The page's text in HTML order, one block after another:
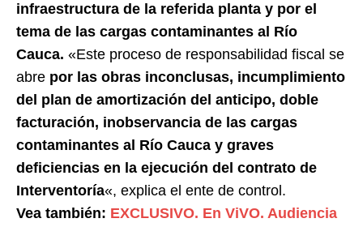
infraestructura de la referida planta y por el
tema de las cargas contaminantes al Río
Cauca. «Este proceso de responsabilidad fiscal se
abre por las obras inconclusas, incumplimiento
del plan de amortización del anticipo, doble
facturación, inobservancia de las cargas
contaminantes al Río Cauca y graves
deficiencias en la ejecución del contrato de
Interventoría«, explica el ente de control.
Vea también: EXCLUSIVO. En ViVO. Audiencia